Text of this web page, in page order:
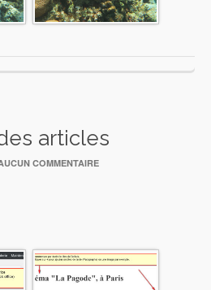
articles
COMMENTAIRE